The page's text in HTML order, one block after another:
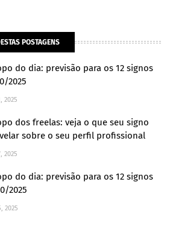
POSTAGENS
do dia: previsão para os 12 signos
2025
2025
dos freelas: veja o que seu signo
sobre o seu perfil profissional
2025
do dia: previsão para os 12 signos
2025
2025